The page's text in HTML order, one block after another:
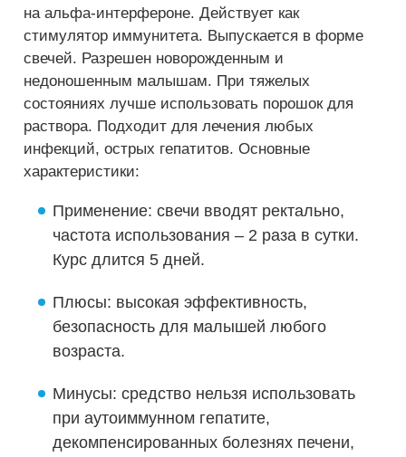
на альфа-интерфероне. Действует как
стимулятор иммунитета. Выпускается в форме
свечей. Разрешен новорожденным и
недоношенным малышам. При тяжелых
состояниях лучше использовать порошок для
раствора. Подходит для лечения любых
инфекций, острых гепатитов. Основные
характеристики:
Применение: свечи вводят ректально,
частота использования – 2 раза в сутки.
Курс длится 5 дней.
Плюсы: высокая эффективность,
безопасность для малышей любого
возраста.
Минусы: средство нельзя использовать
при аутоиммунном гепатите,
декомпенсированных болезнях печени,